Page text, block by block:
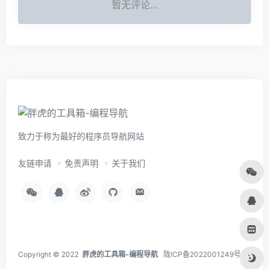
暂无评论...
致力于称为最好的程序员导航网站
友链申请 免责声明 关于我们
Copyright © 2022 胖虎的工具箱-编程导航 陇ICP备2022001249号